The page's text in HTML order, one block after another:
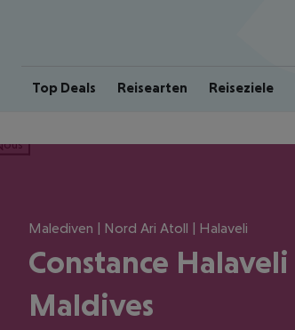
Top Deals Reisearten Reiseziele
Malediven | Nord Ari Atoll | Halaveli
Constance Halaveli
Maldives